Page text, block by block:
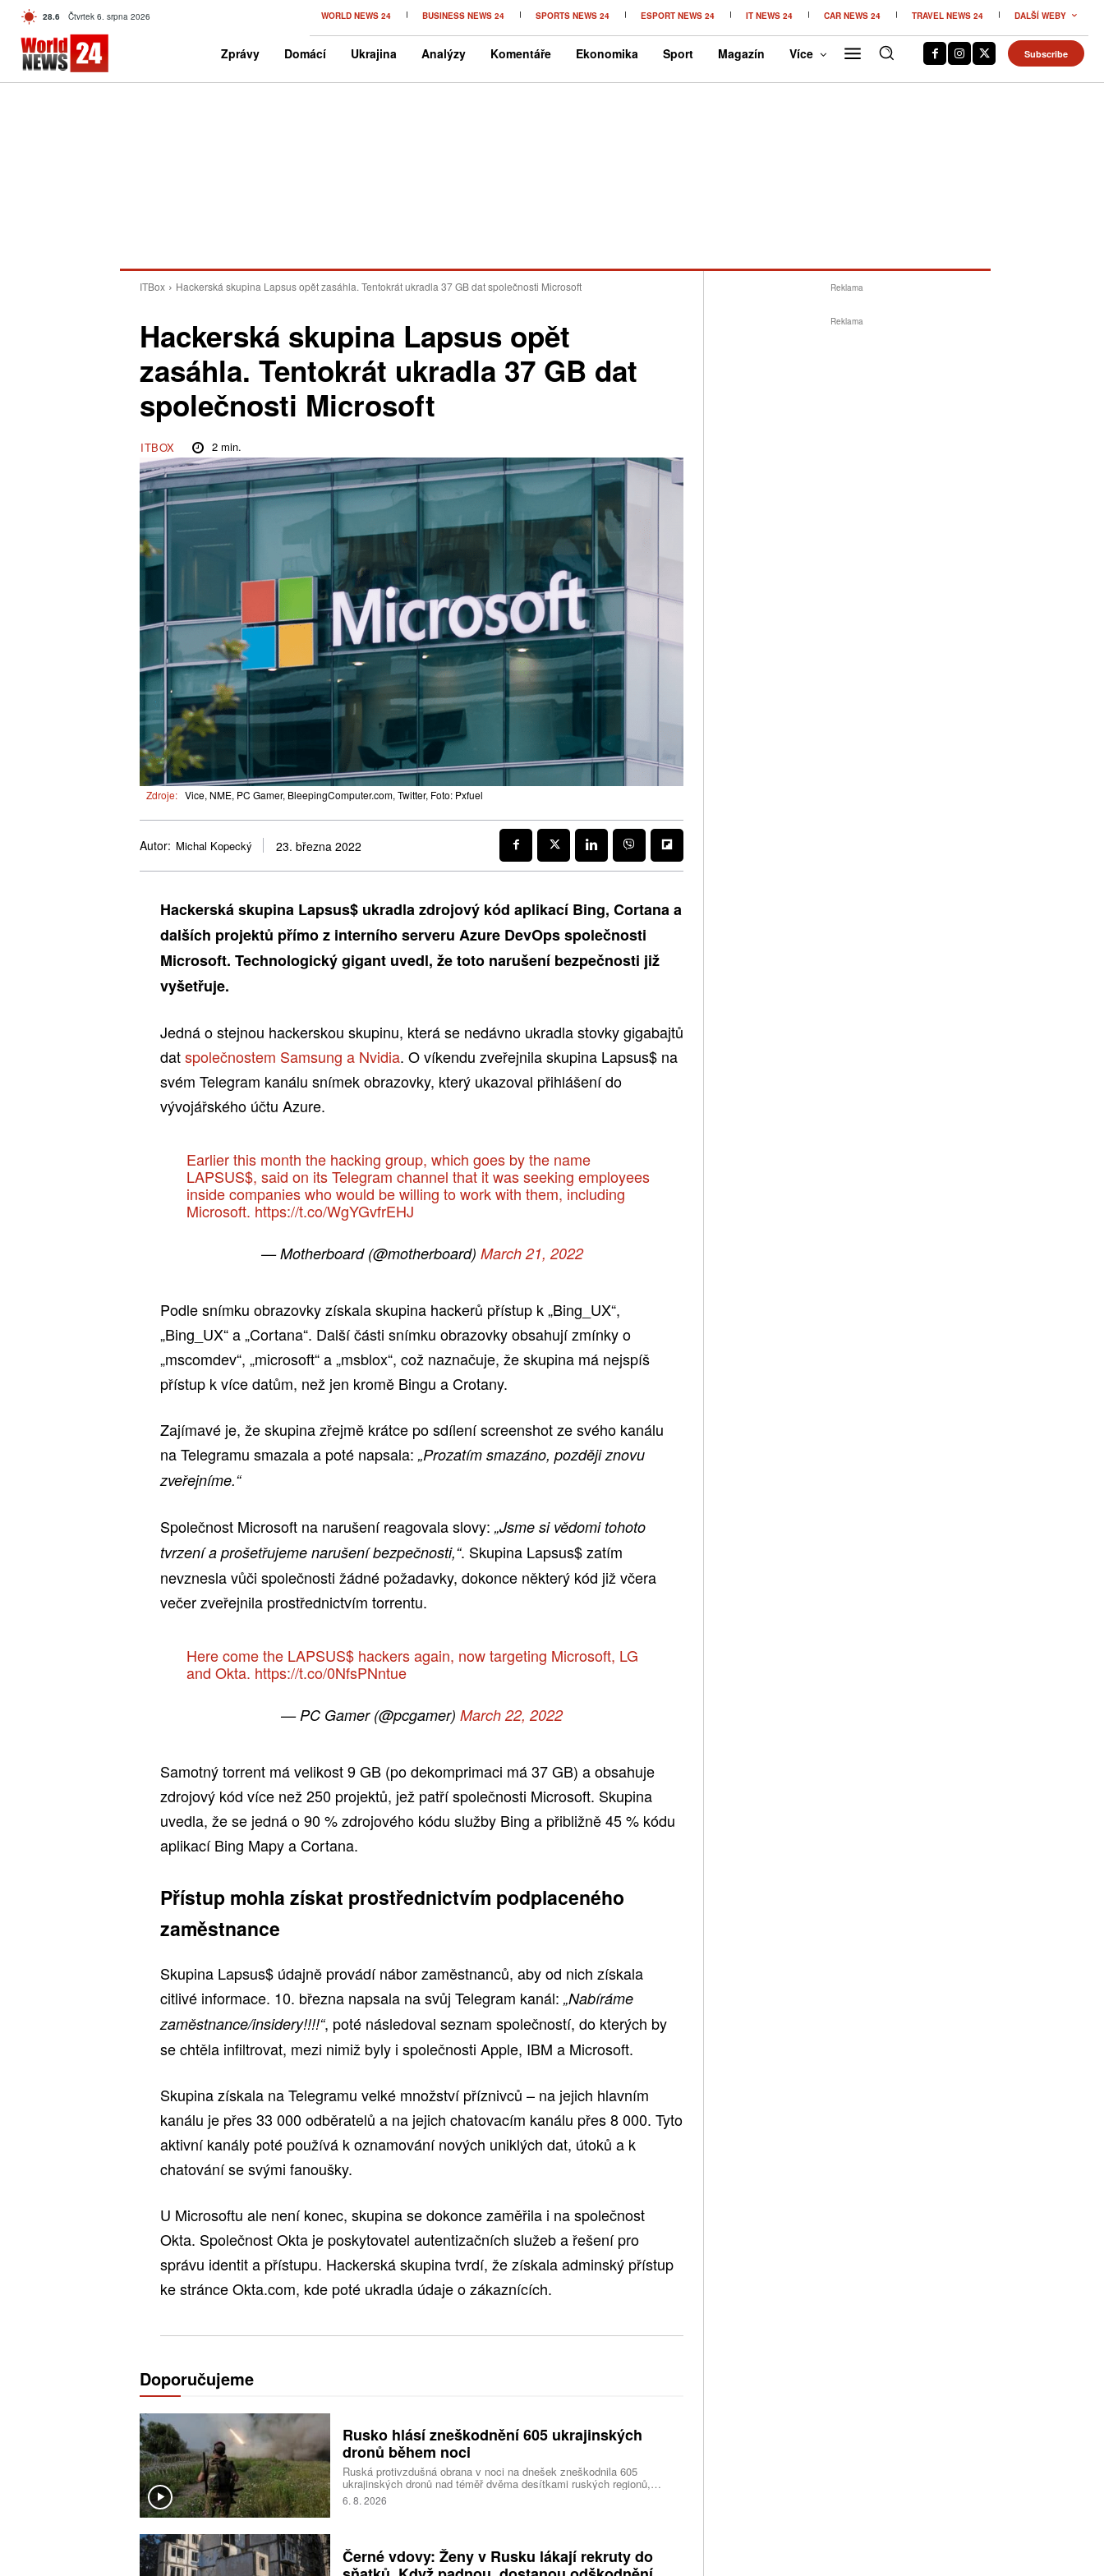
28.6 C Czech
Čtvrtek 6. srpna 2026 WORLD NEWS 24 BUSINESS NEWS 24 SPORTS NEWS 24 ESPORT NEWS 24 IT NEWS 24 CAR NEWS 24 TRAVEL NEWS 24 DALŠÍ WEBY
Zprávy Domácí Ukrajina Analýzy Komentáře Ekonomika Sport Magazín Více Subscribe
ITBox Hackerská skupina Lapsus opět zasáhla. Tentokrát ukradla 37 GB dat společnosti Microsoft
Hackerská skupina Lapsus opět
zasáhla. Tentokrát ukradla 37 GB dat
společnosti Microsoft
ITBOX 2min.
Zdroje: Vice, NME, PC Gamer, BleepingComputer.com, Twitter, Foto: Pxfuel
Autor: Michal Kopecký 23. března 2022
Hackerská skupina Lapsus$ ukradla zdrojový kód aplikací Bing, Cortana a
dalších projektů přímo z interního serveru Azure DevOps společnosti
Microsoft. Technologický gigant uvedl, že toto narušení bezpečnosti již
vyšetřuje.
Jedná o stejnou hackerskou skupinu, která se nedávno ukradla stovky gigabajtů
datspolečnostem Samsung a Nvidia. O víkendu zveřejnila skupina Lapsus$ na
svém Telegram kanálu snímek obrazovky, který ukazoval přihlášení do
vývojářského účtu Azure.
Earlier this month the hacking group, which goes by the name
LAPSUS$, said on its Telegram channel that it was seeking employees
inside companies who would be willing to work with them, including
Microsoft. https://t.co/WgYGvfrEHJ
— Motherboard (@motherboard) March 21, 2022
Podle snímku obrazovky získala skupina hackerů přístup k „Bing_UX“,
„Bing_UX“ a „Cortana“. Další části snímku obrazovky obsahují zmínky o
„mscomdev“, „microsoft“ a „msblox“, což naznačuje, že skupina má nejspíš
přístup k více datům, než jen kromě Bingu a Crotany.
Zajímavé je, že skupina zřejmě krátce po sdílení screenshot ze svého kanálu
na Telegramu smazala a poté napsala: „Prozatím smazáno, později znovu
zveřejníme.“
Společnost Microsoft na narušení reagovala slovy: „Jsme si vědomi tohoto
tvrzení a prošetřujeme narušení bezpečnosti,“. Skupina Lapsus$ zatím
nevznesla vůči společnosti žádné požadavky, dokonce některý kód již včera
večer zveřejnila prostřednictvím torrentu.
Here come the LAPSUS$ hackers again, now targeting Microsoft, LG
and Okta. https://t.co/0NfsPNntue
— PC Gamer (@pcgamer)March 22, 2022
Samotný torrent má velikost 9 GB (po dekomprimaci má 37 GB) a obsahuje
zdrojový kód více než 250 projektů, jež patří společnosti Microsoft. Skupina
uvedla, že se jedná o 90 % zdrojového kódu služby Bing a přibližně 45 % kódu
aplikací Bing Mapy a Cortana.
Přístup mohla získat prostřednictvím podplaceného
zaměstnance
Skupina Lapsus$ údajně provádí nábor zaměstnanců, aby od nich získala
citlivé informace. 10. března napsala na svůj Telegram kanál: „Nabíráme
zaměstnance/insidery!!!!“, poté následoval seznam společností, do kterých by
se chtěla infiltrovat, mezi nimiž byly i společnosti Apple, IBM a Microsoft.
Skupina získala na Telegramu velké množství příznivců – na jejich hlavním
kanálu je přes 33 000 odběratelů a na jejich chatovacím kanálu přes 8 000. Tyto
aktivní kanály poté používá k oznamování nových uniklých dat, útoků a k
chatování se svými fanoušky.
U Microsoftu ale není konec, skupina se dokonce zaměřila i na společnost
Okta. Společnost Okta je poskytovatel autentizačních služeb a řešení pro
správu identit a přístupu. Hackerská skupina tvrdí, že získala adminský přístup
ke stránce Okta.com, kde poté ukradla údaje o zákaznících.
Doporučujeme
Rusko hlásí zneškodnění 605 ukrajinských
dronů během noci
Ruská protivzdušná obrana v noci na dnešek zneškodnila 605
ukrajinských dronů nad téměř dvěma desítkami ruských regionů,
anektovaným poloostrovem Krymem a vodami Azovského i Černého
moře. Podle státní tiskové agentury TASS to ráno uvedlo ministerstvo
6. 8. 2026
Černé vdovy: Ženy v Rusku lákají rekruty do
Reklama
Reklama